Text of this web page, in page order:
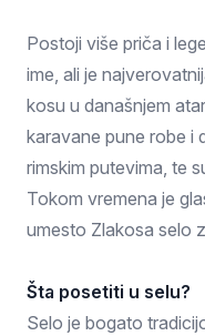
Postoji više priča i
ime, ali je
kosu u današnjem
karavane pune robe i
rimskim putevima, te
Tokom vremena je
umesto Zlakosa selo
Šta posetiti u selu?
Selo je bogato